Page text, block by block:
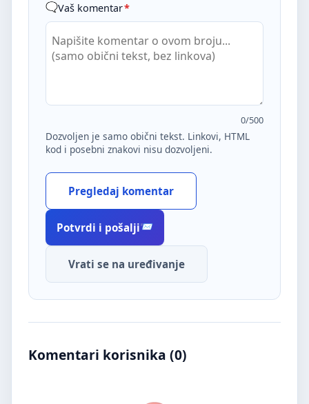
Vaš komentar*
0/500
Dozvoljen je samo obični tekst. Linkovi, HTML
kod i posebni znakovi nisu dozvoljeni.
Pregledaj komentar
Potvrdi i pošalji
Vrati se na uređivanje
Komentari korisnika (0)